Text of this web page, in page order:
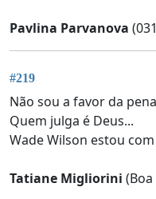
Pavlina Parvanova
#219
Não sou a favor da
Quem julga é Deus...
Wade Wilson estou
Tatiane Migliorini